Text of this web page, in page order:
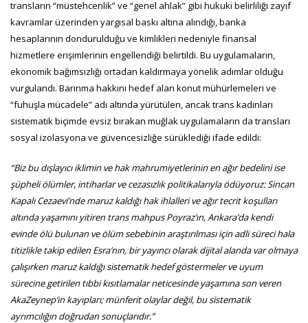
transların “müstehcenlik” ve “genel ahlak” gibi hukuki belirliliği zayıf
kavramlar üzerinden yargısal baskı altına alındığı, banka
hesaplarının dondurulduğu ve kimlikleri nedeniyle finansal
hizmetlere erişimlerinin engellendiği belirtildi. Bu uygulamaların,
ekonomik bağımsızlığı ortadan kaldırmaya yönelik adımlar olduğu
vurgulandı. Barınma hakkını hedef alan konut mühürlemeleri ve
“fuhuşla mücadele” adı altında yürütülen, ancak trans kadınları
sistematik biçimde evsiz bırakan muğlak uygulamaların da transları
sosyal izolasyona ve güvencesizliğe sürüklediği ifade edildi:
“Biz bu dışlayıcı iklimin ve hak mahrumiyetlerinin en ağır bedelini ise
şüpheli ölümler, intiharlar ve cezasızlık politikalarıyla ödüyoruz: Sincan
Kapalı Cezaevi’nde maruz kaldığı hak ihlalleri ve ağır tecrit koşulları
altında yaşamını yitiren trans mahpus Poyraz’ın, Ankara’da kendi
evinde ölü bulunan ve ölüm sebebinin araştırılması için adli süreci hala
titizlikle takip edilen Esra’nın, bir yayıncı olarak dijital alanda var olmaya
çalışırken maruz kaldığı sistematik hedef göstermeler ve uyum
sürecine getirilen tıbbi kısıtlamalar neticesinde yaşamına son veren
AkaZeynep’in kayıpları; münferit olaylar değil, bu sistematik
ayrımcılığın doğrudan sonuçlarıdır.”